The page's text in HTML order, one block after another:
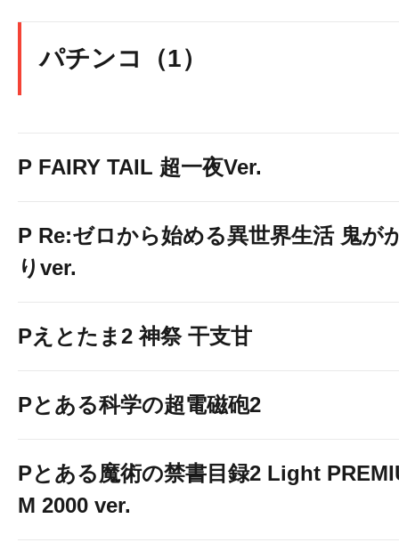
パチンコ（1）
P FAIRY TAIL 超一夜Ver.
P Re:ゼロから始める異世界生活 鬼が
りver.
Pえとたま2 神祭 干支甘
Pとある科学の超電磁砲2
Pとある魔術の禁書目録2 Light
M 2000 ver.